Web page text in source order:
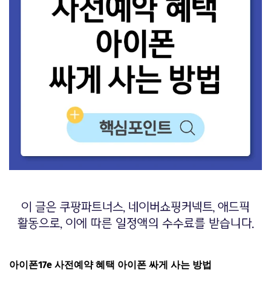
아이폰17e 사전예약 혜택 아이폰 싸게 사는 방법